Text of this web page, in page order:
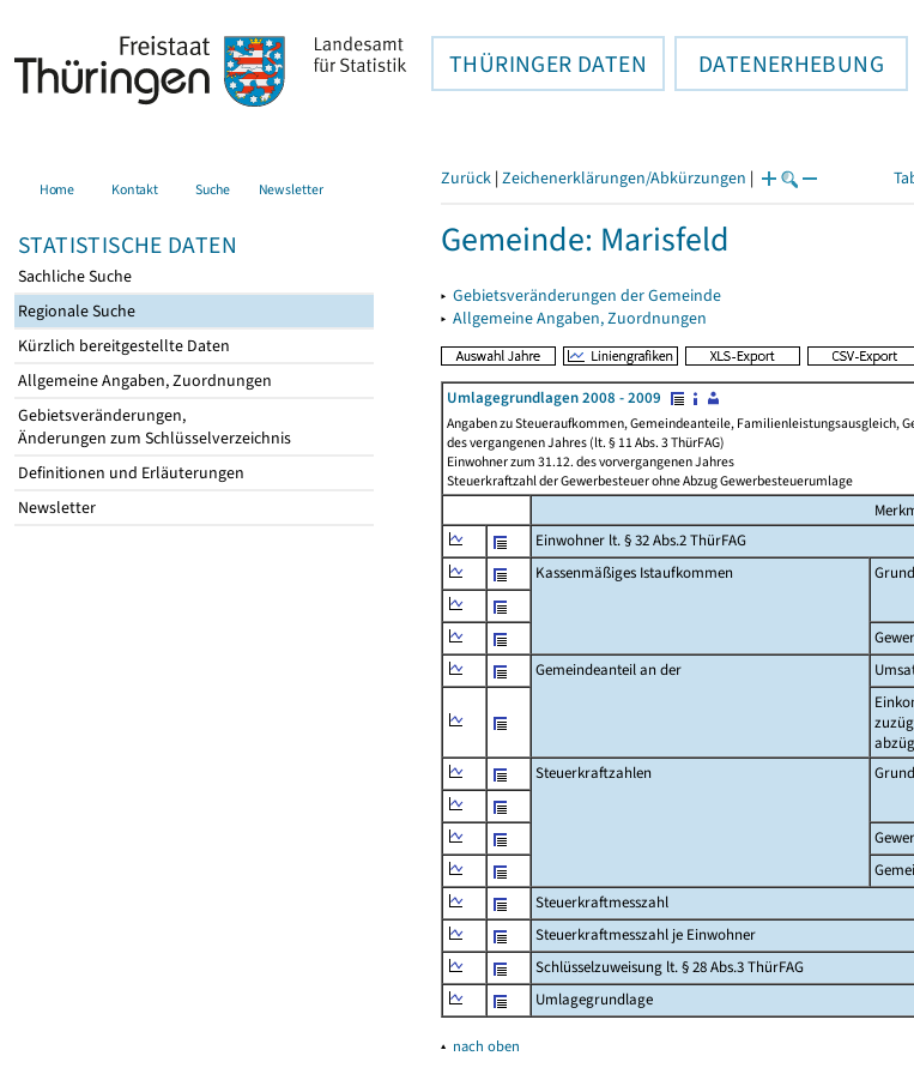
THÜRINGER DATEN DATENERHEBUNG
Home Kontakt Suche Newsletter
STATISTISCHE DATEN
Sachliche Suche
Regionale Suche
Kürzlich bereitgestellte Daten
Allgemeine Angaben, Zuordnungen
Gebietsveränderungen,
Änderungen zum Schlüsselverzeichnis
Definitionen und Erläuterungen
Newsletter
Zurück | Zeichenerklärungen/Abkürzungen |
Gemeinde: Marisfeld
▸ Gebietsveränderungen der Gemeinde
▸ Allgemeine Angaben, Zuordnungen
Umlagegrundlagen 2008 - 2009
Angaben zu Steueraufkommen, Gemeindeanteile, Familienleistungsausgleich,
des vergangenen Jahres (lt. § 11 Abs. 3 ThürFAG)
Einwohner zum 31.12. des vorvergangenen Jahres
Steuerkraftzahl der Gewerbesteuer ohne Abzug Gewerbesteuerumlage
Einwohner lt. § 32 Abs.2 ThürFAG
Kassenmäßiges Istaufkommen
Gemeindeanteil an der
Steuerkraftzahlen
Steuerkraftmesszahl
Steuerkraftmesszahl je Einwohner
Schlüsselzuweisung lt. § 28 Abs.3 ThürFAG
Umlagegrundlage
▴ nach oben